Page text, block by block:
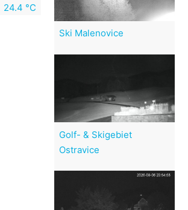
24.4 °C
Ski Malenovice
Golf- & Skigebiet
Ostravice